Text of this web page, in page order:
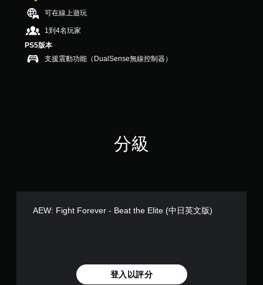
9
則
評
分
可在線上遊玩
1到4名玩家
PS5版本
支援震動功能（DualSense無線控制器）
分級
AEW: Fight Forever - Beat the Elite (中日英文版)
登入以評分